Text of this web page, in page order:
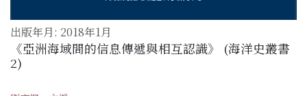
出版年月: 2018年1月
《亞洲海域間的信息傳遞與相互認識》 (海洋史叢書
2)